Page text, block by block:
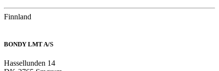
Finnland
BONDY LMT A/S
Hassellunden 14